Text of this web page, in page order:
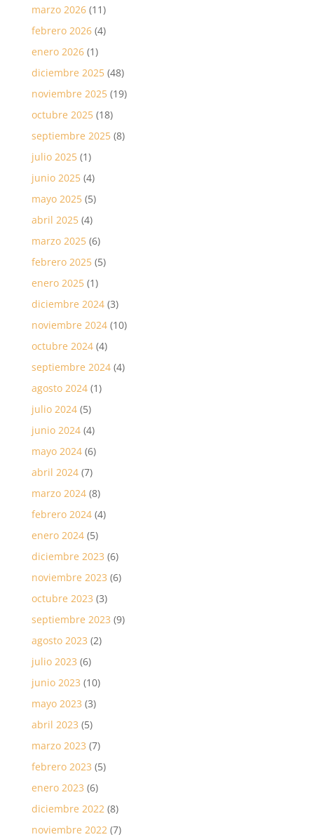
marzo 2026(11)
febrero 2026(4)
enero 2026(1)
diciembre 2025(48)
noviembre 2025(19)
octubre 2025(18)
septiembre 2025(8)
julio 2025(1)
junio 2025(4)
mayo 2025(5)
abril 2025(4)
marzo 2025(6)
febrero 2025(5)
enero 2025(1)
diciembre 2024(3)
noviembre 2024(10)
octubre 2024(4)
septiembre 2024(4)
agosto 2024(1)
julio 2024(5)
junio 2024(4)
mayo 2024(6)
abril 2024(7)
marzo 2024(8)
febrero 2024(4)
enero 2024(5)
diciembre 2023 (6)
noviembre 2023 (6)
octubre 2023 (3)
septiembre 2023 (9)
agosto 2023 (2)
julio 2023 (6)
junio 2023 (10)
mayo 2023 (3)
abril 2023 (5)
marzo 2023 (7)
febrero 2023 (5)
enero 2023 (6)
diciembre 2022 (8)
noviembre 2022 (7)